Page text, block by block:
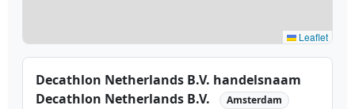
Leaflet
Decathlon Netherlands B.V. handelsnaam
Decathlon Netherlands B.V.
Amsterdam